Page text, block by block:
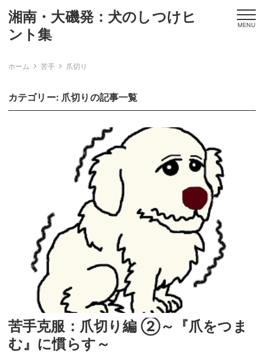
湘南・大磯発：犬のしつけヒ
ント集
MENU
ホーム 苦手 爪切り
カテゴリー: 爪切りの記事一覧
苦手克服：爪切り編 ②～『爪をつま
む』に慣らす～